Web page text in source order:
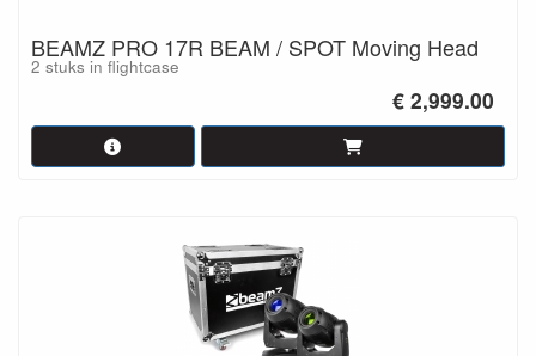
BEAMZ PRO 17R BEAM / SPOT Moving Head
2 stuks in flightcase
€ 2,999.00